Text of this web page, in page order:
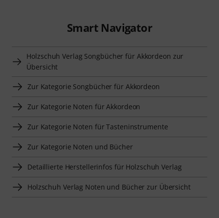
Smart Navigator
Holzschuh Verlag Songbücher für Akkordeon zur
Übersicht
Zur Kategorie Songbücher für Akkordeon
Zur Kategorie Noten für Akkordeon
Zur Kategorie Noten für Tasteninstrumente
Zur Kategorie Noten und Bücher
Detaillierte Herstellerinfos für Holzschuh Verlag
Holzschuh Verlag Noten und Bücher zur Übersicht